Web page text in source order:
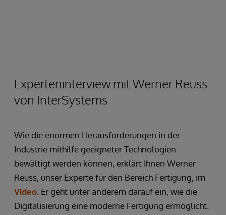
Experteninterview mit Werner Reuss
von InterSystems
Wie die enormen Herausforderungen in der
Industrie mithilfe geeigneter Technologien
bewältigt werden können, erklärt Ihnen Werner
Reuss, unser Experte für den Bereich Fertigung, im
Video . Er geht unter anderem darauf ein, wie die
Digitalisierung eine moderne Fertigung ermöglicht.